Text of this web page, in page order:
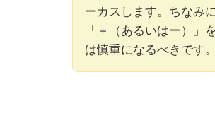
ーカスします。ちなみ
「＋（あるいはー）」
は慎重になるべきです。